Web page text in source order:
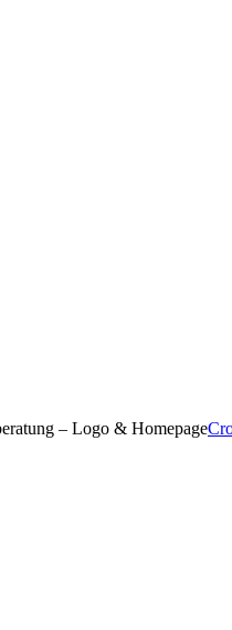
– Logo & Homepage